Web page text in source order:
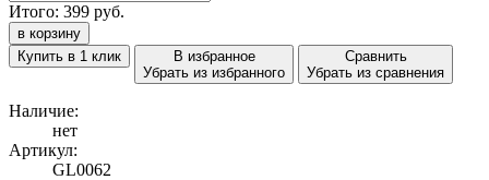
Итого: 399 руб.
в корзину
Купить в 1 клик
В избранное
Убрать из избранного
Сравнить
Убрать из сравнения
Наличие:
нет
Артикул:
GL0062